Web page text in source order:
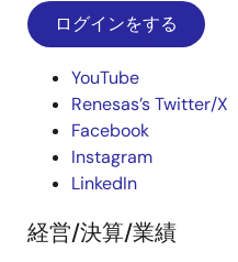
ログインをする
YouTube
Renesas’s Twitter/X
Facebook
Instagram
LinkedIn
経営/決算/業績